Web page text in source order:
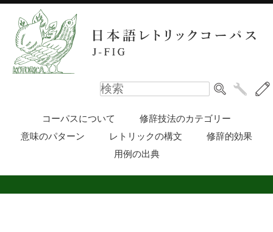
コーパスについて
修辞技法のカテゴリー
意味のパターン
レトリックの構文
修辞的効果
用例の出典